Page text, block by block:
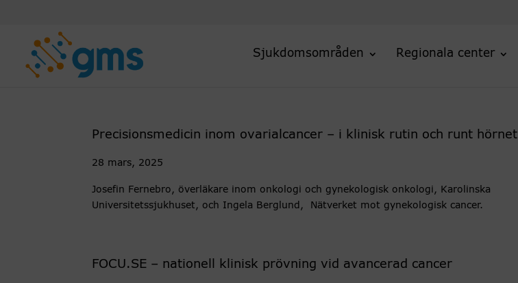
Sjukdomsområden Regionala center
Precisionsmedicin inom ovarialcancer – i klinisk rutin och runt hörnet
28 mars, 2025
Josefin Fernebro, överläkare inom onkologi och gynekologisk onkologi, Karolinska
Universitetssjukhuset, och Ingela Berglund, Nätverket mot gynekologisk cancer.
FOCU.SE – nationell klinisk prövning vid avancerad cancer